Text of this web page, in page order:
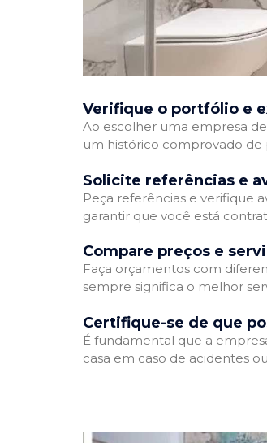
Verifique o portfólio e
Ao escolher uma empresa
um histórico comprovado de
Solicite referências e
Peça referências e verifique
garantir que você está
Compare preços e
Faça orçamentos com
sempre significa o melhor
Certifique-se de que
É fundamental que a
casa em caso de acidentes